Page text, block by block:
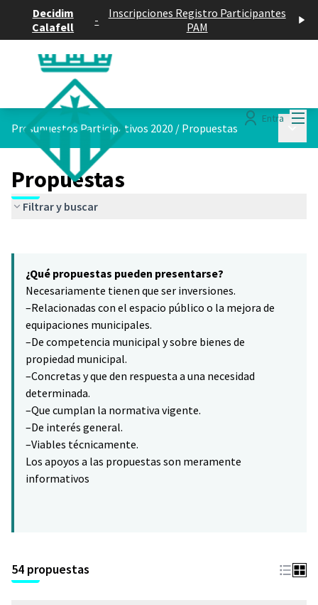
Decidim
Calafell
-
Inscripciones Registro Participantes
PAM
Entra
Presupuestos Participativos 2020 / Propuestas
Propuestas
Filtrar y buscar
−
¿Qué propuestas pueden presentarse?
Necesariamente tienen que ser inversiones.
–Relacionadas con el espacio público o la mejora de
equipaciones municipales.
–De competencia municipal y sobre bienes de
propiedad municipal.
–Concretas y que den respuesta a una necesidad
determinada.
–Que cumplan la normativa vigente.
–De interés general.
–Viables técnicamente.
Los apoyos a las propuestas son meramente
informativos
54 propuestas